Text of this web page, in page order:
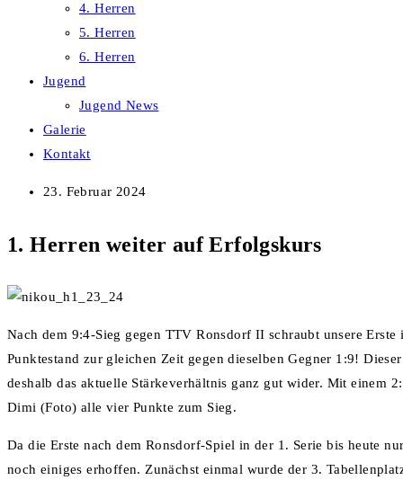
4. Herren
5. Herren
6. Herren
Jugend
Jugend News
Galerie
Kontakt
23. Februar 2024
1. Herren weiter auf Erfolgskurs
Nach dem 9:4-Sieg gegen TTV Ronsdorf II schraubt unsere
Punktestand zur gleichen Zeit gegen dieselben Gegner 1:9!
deshalb das aktuelle Stärkeverhältnis ganz gut wider. Mit einem
Dimi (Foto) alle vier Punkte zum Sieg.
Da die Erste nach dem Ronsdorf-Spiel in der 1. Serie bis heute
noch einiges erhoffen. Zunächst einmal wurde der 3.